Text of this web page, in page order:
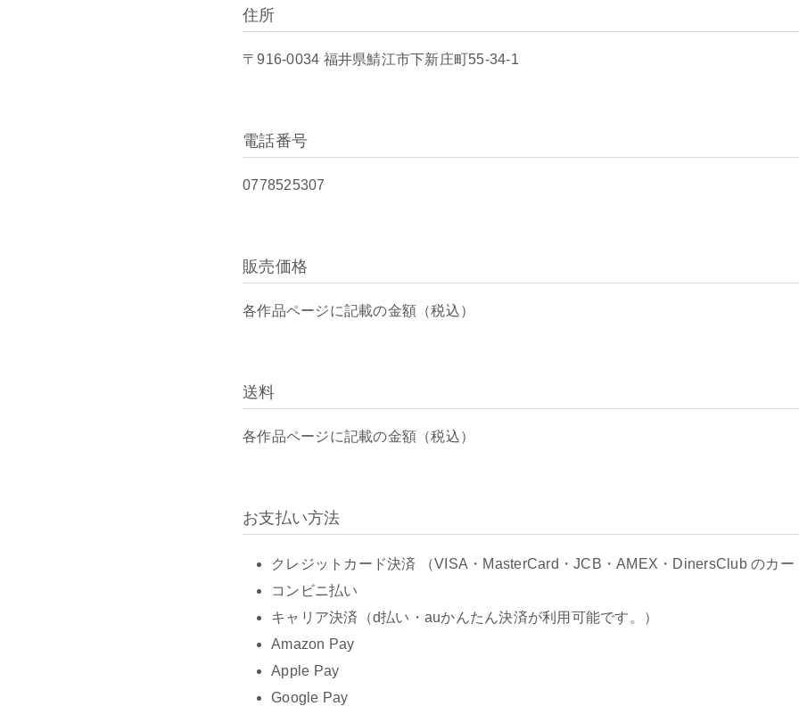
住所
〒916-0034 福井県鯖江市下新庄町55-34-1
電話番号
0778525307
販売価格
各作品ページに記載の金額（税込）
送料
各作品ページに記載の金額（税込）
お支払い方法
クレジットカード決済 （VISA・MasterCard・JCB・AMEX・DinersClub のカー
コンビニ払い
キャリア決済（d払い・auかんたん決済が利用可能です。）
Amazon Pay
Apple Pay
Google Pay